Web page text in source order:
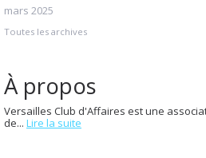
mars 2025
Toutes les archives
À propos
Versailles Club d'Affaires est une
de... Lire la suite